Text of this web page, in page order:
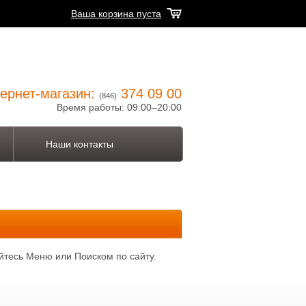
Ваша корзина пуста
магазин: (846) 374 09 00
Время работы: 09:00–20:00
Наши контакты
Меню или Поиском по сайту.